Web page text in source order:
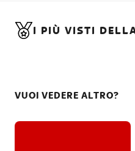
I PIÙ VISTI
VUOI VEDERE ALTRO?